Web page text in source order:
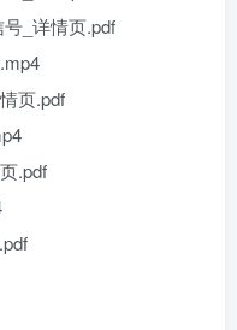
_详情页.pdf
页.pdf
.pdf